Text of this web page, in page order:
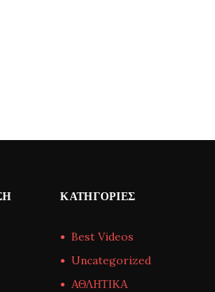
ΚΑΤΗΓΟΡΊΕΣ
Best Videos
Uncategorized
ΑΘΛΗΤΙΚΑ